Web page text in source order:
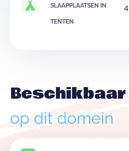
SLAAPPLAATSEN IN
TENTEN
Beschikbaar
op dit domein